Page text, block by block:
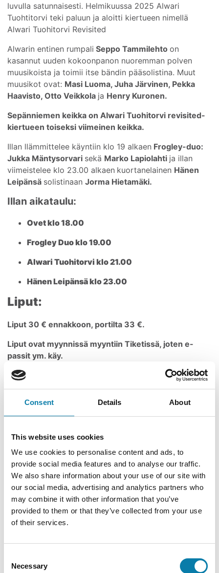
Consent Details About
This website uses cookies
We use cookies to personalise content and ads, to
provide social media features and to analyse our traffic.
We also share information about your use of our site with
our social media, advertising and analytics partners who
may combine it with other information that you’ve
provided to them or that they’ve collected from your use
of their services.
Selection
Necessary
luvulla satunnaisesti. Helmikuussa 2025 Alwari
Tuohtitorvi teki paluun ja aloitti kiertueen nimellä
Alwari Tuohitorvi Revisited
Alwarin entinen rumpali Seppo Tammilehto on
kasannut uuden kokoonpanon nuoremman polven
muusikoista ja toimii itse bändin pääsolistina. Muut
muusikot ovat: Masi Luoma, Juha Järvinen, Pekka
Haavisto, Otto Veikkola ja Henry Kuronen.
Sepänniemen keikka on Alwari Tuohitorvi revisited-
kiertueen toiseksi viimeinen keikka.
Illan llämmittelee käyntiin klo 19 alkaen Frogley-duo:
Jukka Mäntysorvari sekä Marko Lapiolahti ja illan
viimeistelee klo 23.00 alkaen kuortanelainen Hänen
Leipänsä solistinaan Jorma Hietamäki.
Illan aikataulu:
Ovet klo 18.00
Frogley Duo klo 19.00
Alwari Tuohitorvi klo 21.00
Hänen Leipänsä klo 23.00
Liput:
Liput 30 € ennakkoon, portilta 33 €.
Liput ovat myynnissä myyntiin Tiketissä, joten e-
passit ym. käy.
>> Osta liput Tiketistä (linkki
avautuu tiketti.fi-sivustolle)Avaa
Bussikuljetus Alavudelta ja
Ähtäristä klo 18.00 alkaen.
Reitti Alavudelta:
Järviluomantie (Lähtö Monkey Islandista - Hotelli
Alavus - Pub Ittellismies), Kellokorventie - Tuuri
Töysän kirkonkylän pysäkit, Keskustie - Lehtimäentie -